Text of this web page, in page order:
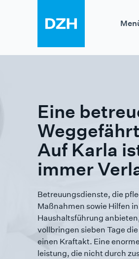
Hilfsmittel Heilmittel
Eine
Auf Karla
immer
Betreuungsdienste, die
Maßnahmen sowie Hilfen
Haushalts­führung
vollbringen sieben Tage
einen Kraftakt. Eine
leistung, die nicht durch